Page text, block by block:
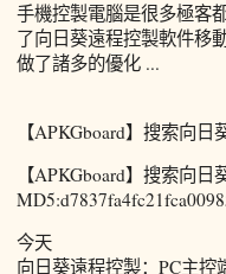
手機控製電腦是很多極客
了向日葵遠程控製軟件移
做了諸多的優化 ...
【APKGboard】搜索向
【APKGboard】搜索向
今天
向日葵遠程控製：PC主控